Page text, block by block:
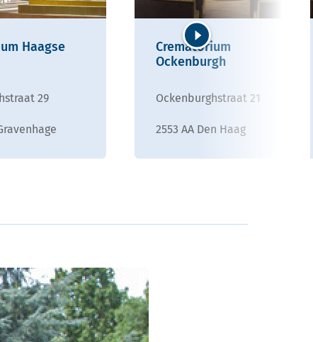
Haagse
29
Crematorium
Ockenburgh
Ockenburghstraat 21
2553 AA Den Haag
Volgende